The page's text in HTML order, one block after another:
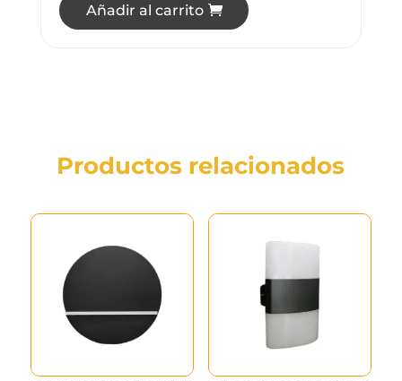
Añadir al carrito
Productos relacionados